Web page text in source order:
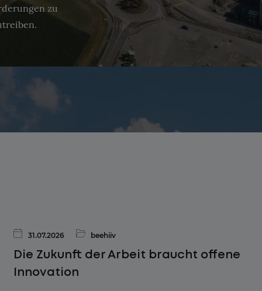
zu
31.07.2026 beehiiv
Die Zukunft der Arbeit braucht offene
Innovation